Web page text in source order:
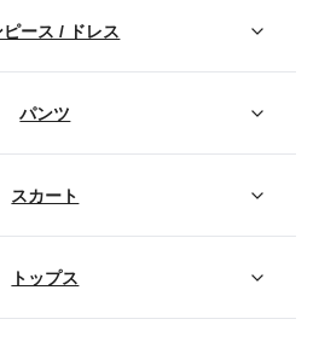
ピース / ドレス
パンツ
スカート
トップス